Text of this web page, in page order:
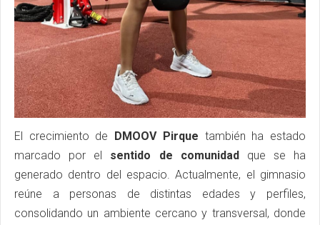
El crecimiento de DMOOV Pirque también ha estado
marcado por el sentido de comunidadque se ha
generado dentro del espacio. Actualmente, el gimnasio
reúne a personas de distintas edades y perfiles,
consolidando un ambiente cercano y transversal, donde